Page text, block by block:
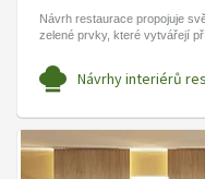
Návrh restaurace propojuje
zelené prvky, které vytvářejí
Návrhy interiérů